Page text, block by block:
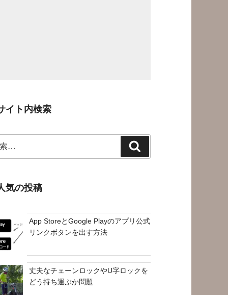
イト内検索
索
気の投稿
App StoreとGoogle Playのアプリ公式
リンクボタンを出す方法
丈夫なチェーンロックやU字ロックを
どう持ち運ぶか問題